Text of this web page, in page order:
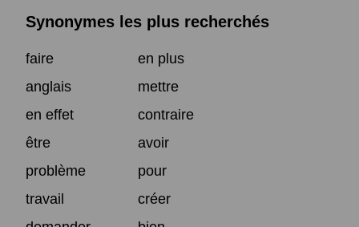
Synonymes les plus recherchés
faire
en plus
anglais
mettre
en effet
contraire
être
avoir
problème
pour
travail
créer